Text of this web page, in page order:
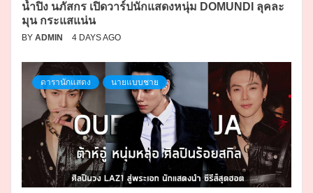
น้ำปิง นภัสกร เปิดวาร์ปนักแสดงหนุ่ม DOMUNDI ลุคละ
มุน กระแสแน่น
BY ADMIN 4 DAYS AGO
ดารานักแสดง นายแบบชาย